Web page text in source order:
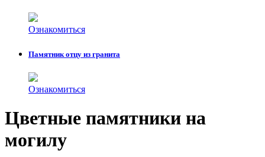
Ознакомиться
Памятник отцу из гранита
Ознакомиться
Цветные памятники на
могилу